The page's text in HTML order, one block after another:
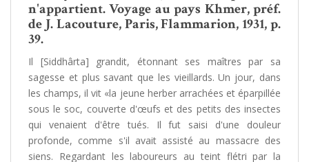
n'appartient. Voyage au pays Khmer, préf.
de J. Lacouture, Paris, Flammarion, 1931, p.
39.
Il [Siddhârta] grandit, étonnant ses maîtres par sa
sagesse et plus savant que les vieillards. Un jour, dans
les champs, il vit «la jeune herber arrachées et éparpillée
sous le soc, couverte d'œufs et des petits des insectes
qui venaient d'être tués. Il fut saisi d'une douleur
profonde, comme s'il avait assisté au massacre des
siens. Regardant les laboureurs au teint flétri par la